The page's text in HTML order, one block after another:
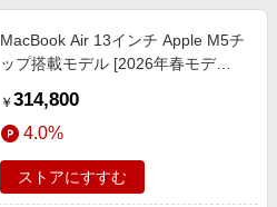
MacBook Air 13インチ Apple M5チ
ップ搭載モデル [2026年春モデ
CPUと10コアGPU] スカイブルー
MDHK4J/A
￥ 314,800
4.0%
ストアにすすむ